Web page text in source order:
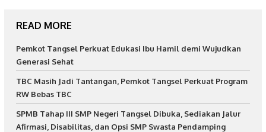
READ MORE
Pemkot Tangsel Perkuat Edukasi Ibu Hamil demi Wujudkan
Generasi Sehat
TBC Masih Jadi Tantangan, Pemkot Tangsel Perkuat Program
RW Bebas TBC
SPMB Tahap III SMP Negeri Tangsel Dibuka, Sediakan Jalur
Afirmasi, Disabilitas, dan Opsi SMP Swasta Pendamping